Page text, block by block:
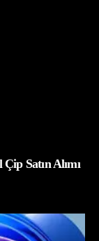
Satın Alımı